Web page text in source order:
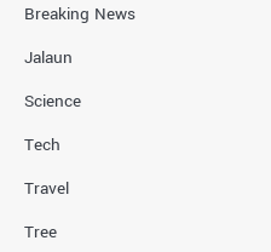
Breaking News
Jalaun
Science
Tech
Travel
Tree